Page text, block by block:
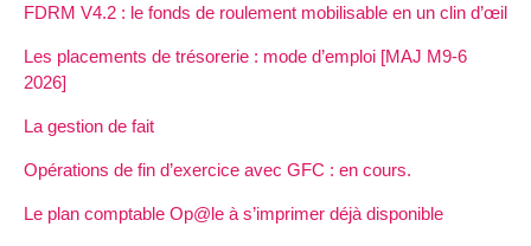
FDRM V4.2 : le fonds de roulement mobilisable en un clin d’œil
Les placements de trésorerie : mode d’emploi [MAJ M9-6
2026]
La gestion de fait
Opérations de fin d’exercice avec GFC : en cours.
Le plan comptable Op@le à s’imprimer déjà disponible